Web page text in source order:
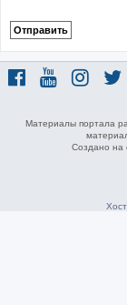
Материалы портала
Создано на